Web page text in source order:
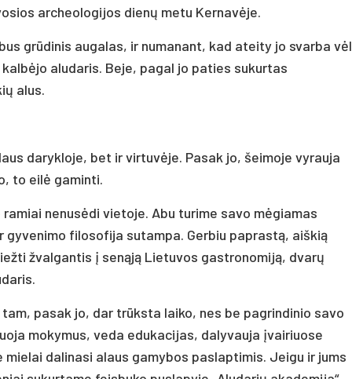
archeologijos dienų metu Kernavėje.
grūdinis augalas, ir numanant, kad ateity jo svarba vėl
aludaris. Beje, pagal jo paties sukurtas
alus.
darykloje, bet ir virtuvėje. Pasak jo, šeimoje vyrauja
to eilė gaminti.
nenusėdi vietoje. Abu turime savo mėgiamas
filosofija sutampa. Gerbiu paprastą, aiškią
žvalgantis į senąją Lietuvos gastronomiją, dvarų
pasak jo, dar trūksta laiko, nes be pagrindinio savo
mokymus, veda edukacijas, dalyvauja įvairiuose
dalinasi alaus gamybos paslaptimis. Jeigu ir jums